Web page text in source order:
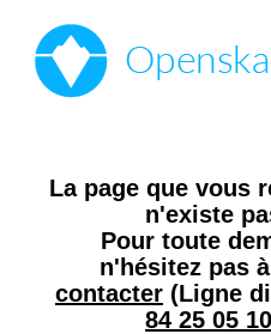
La page que vous
n'existe
Pour toute
n'hésitez pas à
contacter (Ligne
84 25 05 10